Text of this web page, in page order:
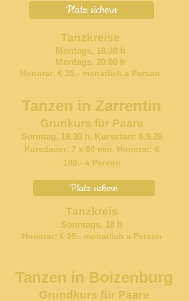
Tanzkreise
Montags, 18.30 h
Montags, 20.00 h
Honorar: € 35.- monatlich a Person
Platz sichern
Tanzen in Zarrentin
Grunkurs für Paare
Sonntag, 19.30 h. Kursstart: 6.9.26
Kursdauer: 7 x 80 min. Honorar: €
100.- a Person
Tanzkreis
Sonntags, 18 h
Honorar: € 35.- monatlich a Person
Platz sichern
Tanzen in Boizenburg
Grundkurs für Paare